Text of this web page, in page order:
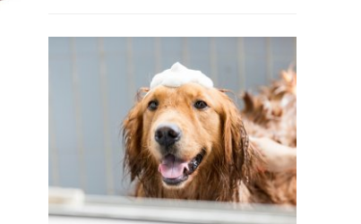
Um caso para o uso de gotas
compostas de fipronil para cães